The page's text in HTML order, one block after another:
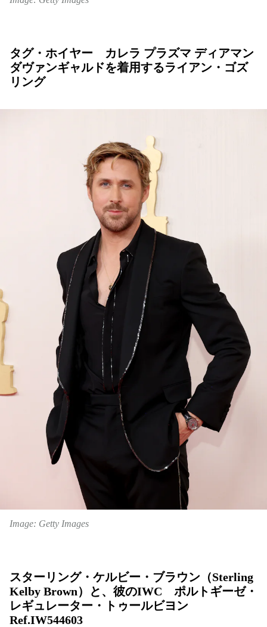
タグ・ホイヤー カレラ プラズマ ディアマン
ダヴァンギャルドを着用するライアン・ゴズ
リング
Image: Getty Images
スターリング・ケルビー・ブラウン（Sterling
Kelby Brown）と、彼のIWC ポルトギーゼ・
レギュレーター・トゥールビヨン
Ref.IW544603